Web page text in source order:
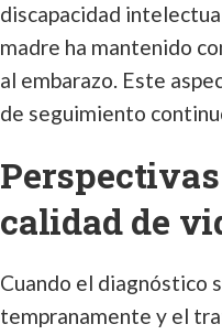
discapacidad
madre ha mantenido
al embarazo. Este
de seguimiento
calidad de
Cuando el diagnóstico
tempranamente y el